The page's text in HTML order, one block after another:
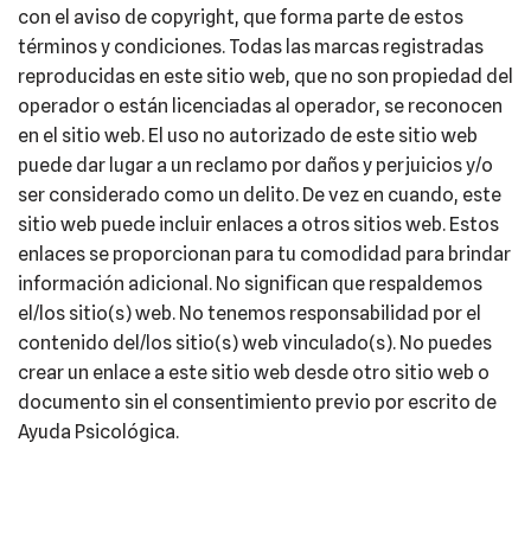
con el aviso de copyright, que forma parte de estos
términos y condiciones. Todas las marcas registradas
reproducidas en este sitio web, que no son propiedad del
operador o están licenciadas al operador, se reconocen
en el sitio web. El uso no autorizado de este sitio web
puede dar lugar a un reclamo por daños y perjuicios y/o
ser considerado como un delito. De vez en cuando, este
sitio web puede incluir enlaces a otros sitios web. Estos
enlaces se proporcionan para tu comodidad para brindar
información adicional. No significan que respaldemos
el/los sitio(s) web. No tenemos responsabilidad por el
contenido del/los sitio(s) web vinculado(s). No puedes
crear un enlace a este sitio web desde otro sitio web o
documento sin el consentimiento previo por escrito de
Ayuda Psicológica.